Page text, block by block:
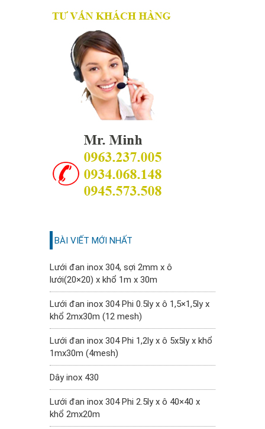
BÀI VIẾT MỚI NHẤT
Lưới đan inox 304, sợi 2mm x ô
lưới(20×20) x khổ 1m x 30m
Lưới đan inox 304 Phi 0.5ly x ô 1,5×1,5ly x
khổ 2mx30m (12 mesh)
Lưới đan inox 304 Phi 1,2ly x ô 5x5ly x khổ
1mx30m (4mesh)
Dây inox 430
Lưới đan inox 304 Phi 2.5ly x ô 40×40 x
khổ 2mx20m